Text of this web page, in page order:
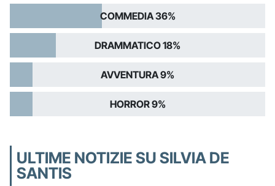
COMMEDIA 36%
DRAMMATICO 18%
AVVENTURA 9%
HORROR 9%
ULTIME NOTIZIE SU SILVIA DE
SANTIS